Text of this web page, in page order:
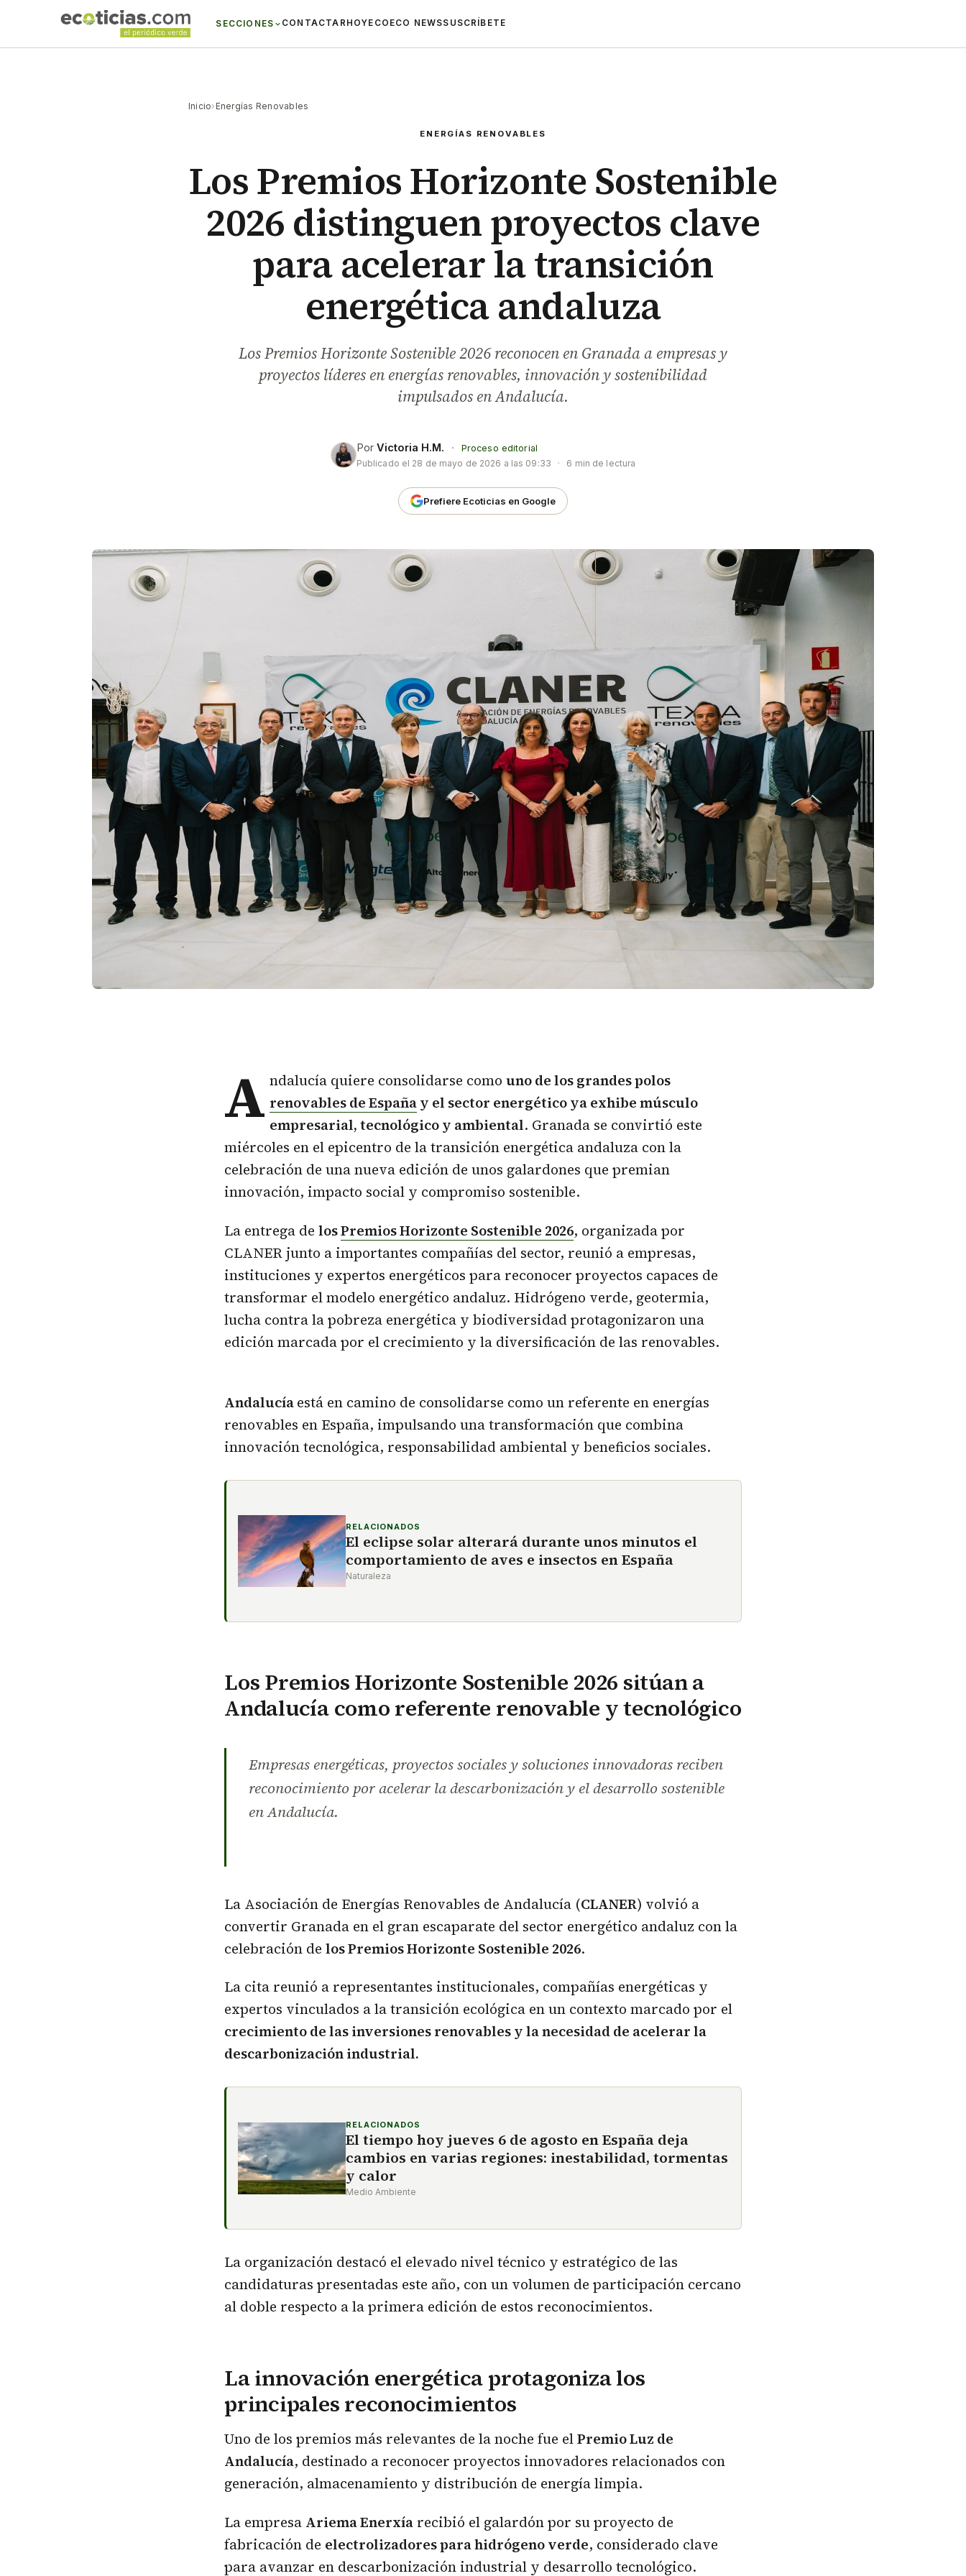
SECCIONES CONTACTAR HOYECO ECO NEWSSUSCRÍBETE
Inicio› Energías Renovables
ENERGÍAS RENOVABLES
Los Premios Horizonte Sostenible
2026 distinguen proyectos clave
para acelerar la transición
energética andaluza
Los Premios Horizonte Sostenible 2026 reconocen en Granada a empresas y
proyectos líderes en energías renovables, innovación y sostenibilidad
impulsados en Andalucía.
Por Victoria H.M. ·
Proceso editorial
Publicado el 28 de mayo de 2026 a las 09:33 · 6 min de lectura
Prefiere Ecoticias en Google
A ndalucía quiere consolidarse comouno de losgrandes polos
renovables de Españay el sector energético ya exhibe músculo
empresarial, tecnológico y ambiental. Granada se convirtió este
miércoles en el epicentro de la transición energética andaluza con la
celebración de una nueva edición de unos galardones que premian
innovación, impacto social y compromiso sostenible.
La entrega de losPremios Horizonte Sostenible 2026, organizada por
CLANER junto a importantes compañías del sector, reunió a empresas,
instituciones y expertos energéticos para reconocer proyectos capaces de
transformar el modelo energético andaluz. Hidrógeno verde, geotermia,
lucha contra la pobreza energética y biodiversidad protagonizaron una
edición marcada por el crecimiento y la diversificación de las renovables.
Andalucíaestá en camino de consolidarse como un referente en energías
renovables en España, impulsando una transformación que combina
innovación tecnológica, responsabilidad ambiental y beneficios sociales.
RELACIONADOS
El eclipse solar alterará durante unos minutos el
comportamiento de aves e insectos en España
Naturaleza
Los Premios Horizonte Sostenible 2026 sitúan a
Andalucía como referente renovable y tecnológico
Empresas energéticas, proyectos sociales y soluciones innovadoras reciben
reconocimiento por acelerar la descarbonización y el desarrollo sostenible
en Andalucía.
La Asociación de Energías Renovables de Andalucía (CLANER) volvió a
convertir Granada en el gran escaparate del sector energético andaluz con la
celebración de los Premios Horizonte Sostenible 2026.
La cita reunió a representantes institucionales, compañías energéticas y
expertos vinculados a la transición ecológica en un contexto marcado por el
crecimiento de las inversiones renovables y la necesidad de acelerar la
descarbonización industrial.
RELACIONADOS
El tiempo hoy jueves 6 de agosto en España deja
cambios en varias regiones: inestabilidad, tormentas
y calor
Medio Ambiente
La organización destacó el elevado nivel técnico y estratégico de las
candidaturas presentadas este año, con un volumen de participación cercano
al doble respecto a la primera edición de estos reconocimientos.
La innovación energética protagoniza los
principales reconocimientos
Uno de los premios más relevantes de la noche fue elPremio Luz de
Andalucía, destinado a reconocer proyectos innovadores relacionados con
generación, almacenamiento y distribución de energía limpia.
La empresa Ariema Enerxía recibió el galardón por su proyecto de
fabricación de electrolizadores para hidrógeno verde, considerado clave
para avanzar en descarbonización industrial y desarrollo tecnológico.